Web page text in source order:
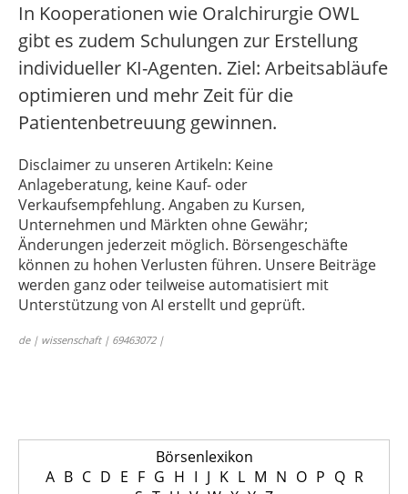
In Kooperationen wie Oralchirurgie OWL
gibt es zudem Schulungen zur Erstellung
individueller KI-Agenten. Ziel: Arbeitsabläufe
optimieren und mehr Zeit für die
Patientenbetreuung gewinnen.
Disclaimer zu unseren Artikeln: Keine
Anlageberatung, keine Kauf- oder
Verkaufsempfehlung. Angaben zu Kursen,
Unternehmen und Märkten ohne Gewähr;
Änderungen jederzeit möglich. Börsengeschäfte
können zu hohen Verlusten führen. Unsere Beiträge
werden ganz oder teilweise automatisiert mit
Unterstützung von AI erstellt und geprüft.
de | wissenschaft | 69463072 |
Börsenlexikon
A B C D E F G H I J K L M N O P Q R